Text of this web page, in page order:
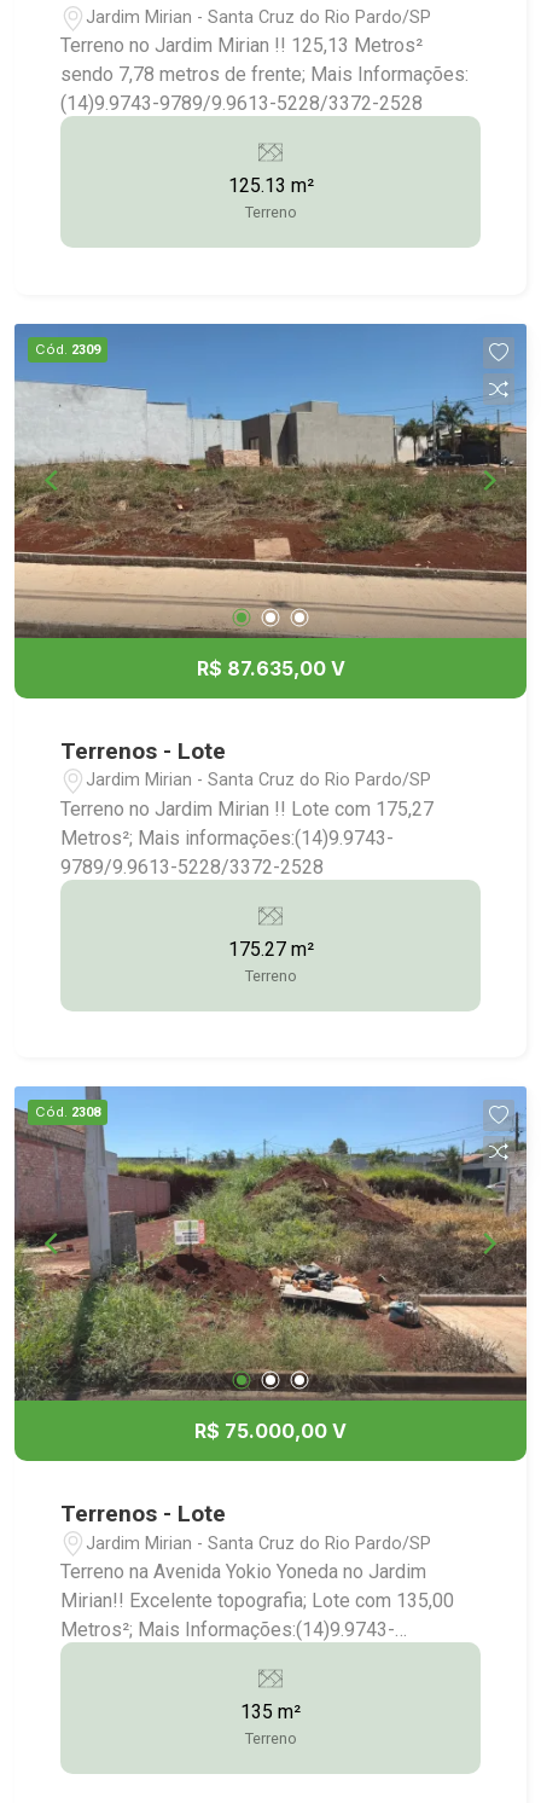
Jardim Mirian - Santa Cruz do Rio Pardo/SP
Terreno no Jardim Mirian !! 125,13 Metros²
sendo 7,78 metros de frente; Mais Informações:
(14)9.9743-9789/9.9613-5228/3372-2528
125.13 m²
Terreno
Cód. 2309
R$ 87.635,00 V
Terrenos - Lote
Jardim Mirian - Santa Cruz do Rio Pardo/SP
Terreno no Jardim Mirian !! Lote com 175,27
Metros²; Mais informações:(14)9.9743-
9789/9.9613-5228/3372-2528
175.27 m²
Terreno
Cód. 2308
R$ 75.000,00 V
Terrenos - Lote
Jardim Mirian - Santa Cruz do Rio Pardo/SP
Terreno na Avenida Yokio Yoneda no Jardim
Mirian!! Excelente topografia; Lote com 135,00
Metros²; Mais Informações:(14)9.9743-
9789/9.9613-5228/3372-2528
135 m²
Terreno